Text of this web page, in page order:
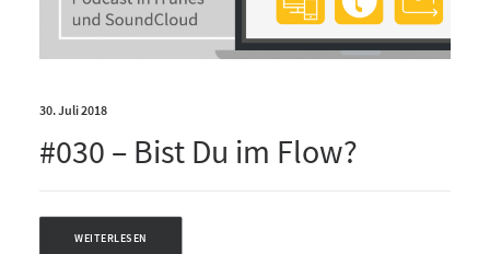
30. Juli 2018
#030 – Bist Du im Flow?
WEITERLESEN